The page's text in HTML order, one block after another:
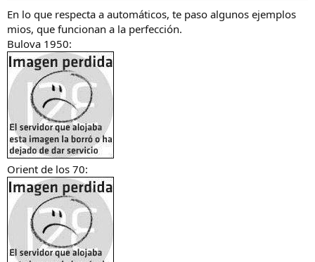
En lo que respecta a automáticos, te paso algunos ejemplos
mios, que funcionan a la perfección.
Bulova 1950:
Orient de los 70: